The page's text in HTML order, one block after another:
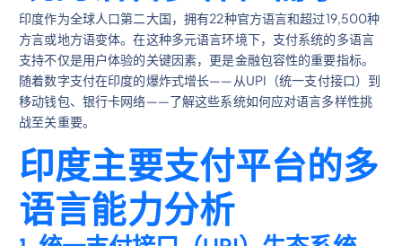
印度作为全球人口第二大国，拥有22种官方语言和超过19,500种
方言或地方语变体。在这种多元语言环境下，支付系统的多语言
支持不仅是用户体验的关键因素，更是金融包容性的重要指标。
随着数字支付在印度的爆炸式增长——从UPI（统一支付接口）到
移动钱包、银行卡网络——了解这些系统如何应对语言多样性挑
战至关重要。
印度主要支付平台的多
语言能力分析